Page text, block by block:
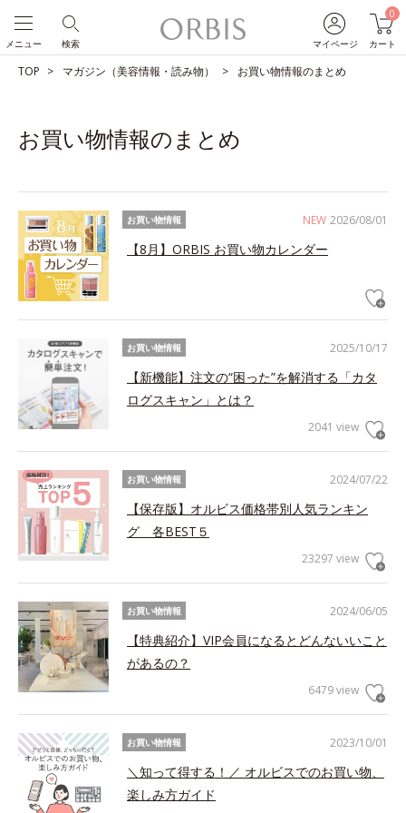
マイページ
0
カート
検索
メニュー
TOP マガジン（美容情報・読み物） お買い物情報のまとめ
お買い物情報のまとめ
NEW 2026/08/01
お買い物情報
【8月】ORBIS お買い物カレンダー
2025/10/17
お買い物情報
【新機能】注文の“困った”を解消する「カタ
ログスキャン」とは？
2041 view
2024/07/22
お買い物情報
【保存版】オルビス価格帯別人気ランキン
グ 各BEST５
23297 view
2024/06/05
お買い物情報
【特典紹介】VIP会員になるとどんないいこと
があるの？
6479 view
2023/10/01
お買い物情報
＼知って得する！／ オルビスでのお買い物、
楽しみ方ガイド